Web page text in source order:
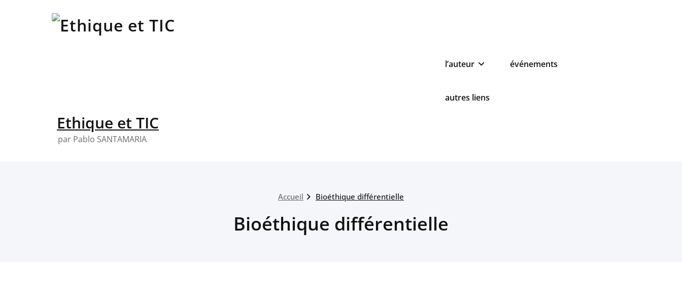
Ethique et TIC
par Pablo SANTAMARIA
l’auteur événements
autres liens
Accueil Bioéthique différentielle
Bioéthique différentielle